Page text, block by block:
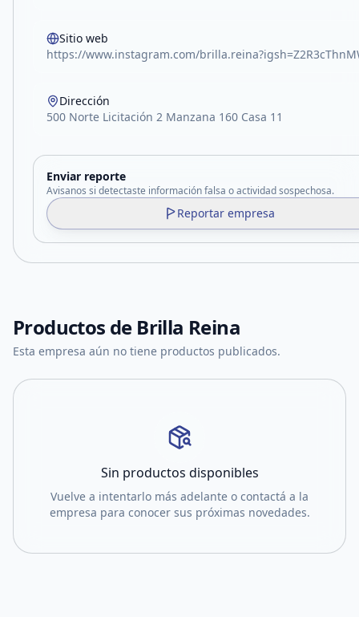
Sitio web
https://www.instagram.com/
Dirección
500 Norte Licitación 2 Manzana 160 Casa 11
Enviar reporte
Avisanos si detectaste información falsa o actividad sospechosa.
Reportar empresa
Productos de Brilla Reina
Esta empresa aún no tiene productos publicados.
Sin productos disponibles
Vuelve a intentarlo más adelante o contactá a la
empresa para conocer sus próximas novedades.